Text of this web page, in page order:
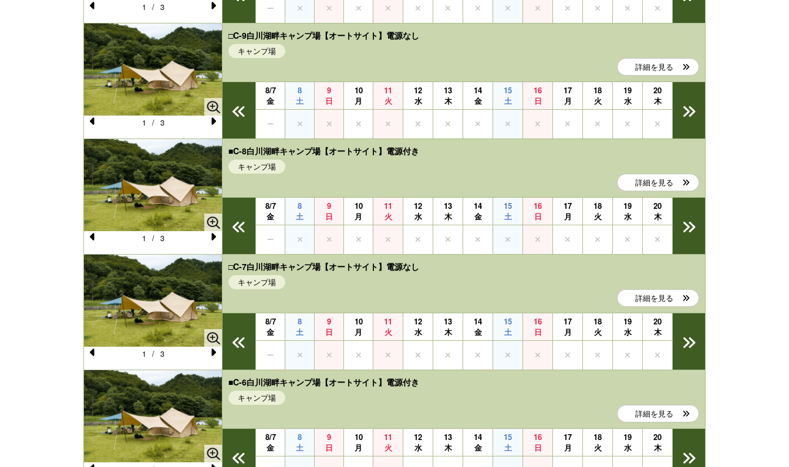
Pr
e
vi
o
u
s
N
e
xt
1 / 3
Pr
e
vi
o
u
s
N
e
xt
1 / 3
□C-9白川湖畔キャンプ場【オートサイト】電源なし
キャンプ場
詳細を見る
8/7
金
8
土
9
日
10
月
11
火
12
水
13
木
14
金
15
土
16
日
17
月
18
火
19
水
20
木
Pr
e
vi
o
u
s
N
e
xt
1 / 3
■C-8白川湖畔キャンプ場【オートサイト】電源付き
キャンプ場
詳細を見る
8/7
金
8
土
9
日
10
月
11
火
12
水
13
木
14
金
15
土
16
日
17
月
18
火
19
水
20
木
Pr
e
vi
o
u
s
N
e
xt
1 / 3
□C-7白川湖畔キャンプ場【オートサイト】電源なし
キャンプ場
詳細を見る
8/7
金
8
土
9
日
10
月
11
火
12
水
13
木
14
金
15
土
16
日
17
月
18
火
19
水
20
木
■C-6白川湖畔キャンプ場【オートサイト】電源付き
キャンプ場
詳細を見る
8/7
金
8
土
9
日
10
月
11
火
12
水
13
木
14
金
15
土
16
日
17
月
18
火
19
水
20
木